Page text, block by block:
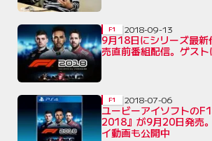
9月18日にシリーズ最
売直前番組配信。ゲス
F1 2018-09-13
ユービーアイソフトの
2018』が9月20日発売
イ動画も公開中
F1 2018-07-06